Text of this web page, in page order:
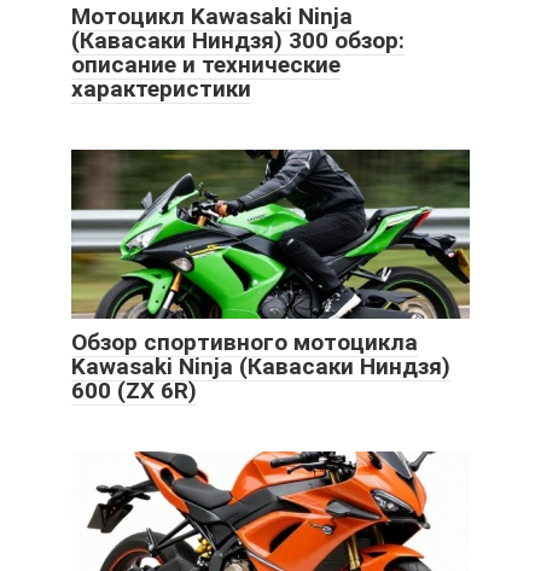
Мотоцикл Kawasaki Ninja
(Кавасаки Ниндзя) 300 обзор:
описание и технические
характеристики
Обзор спортивного мотоцикла
Kawasaki Ninja (Кавасаки Ниндзя)
600 (ZX 6R)